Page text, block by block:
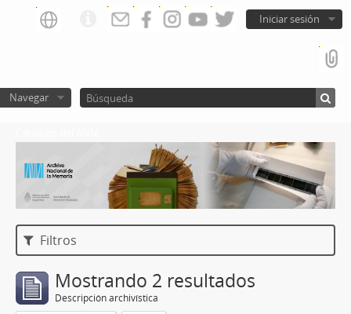
Iniciar sesión
Navegar
Filtros
Mostrando 2 resultados
Descripción archivística